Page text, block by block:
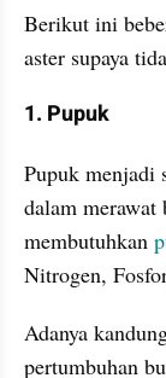
Berikut ini
aster supaya
1. Pupuk
Pupuk menjadi
dalam merawat
membutuhkan
Nitrogen,
Adanya
pertumbuhan